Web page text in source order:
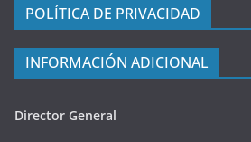
POLÍTICA DE PRIVACIDAD
INFORMACIÓN ADICIONAL
Director General